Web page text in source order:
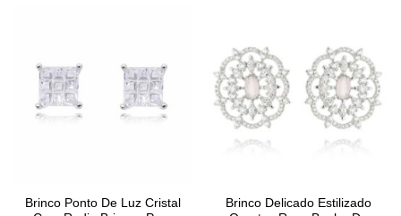
Brinco Ponto De Luz Cristal
Brinco Delicado Estilizado